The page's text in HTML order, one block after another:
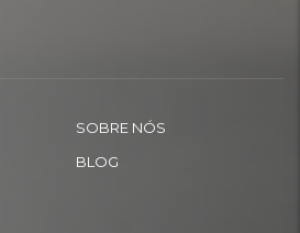
SOBRE NÓS
BLOG